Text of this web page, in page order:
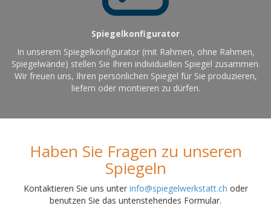
Spiegelkonfigurator
In unserem Spiegelkonfigurator (mit Rahmen, ohne Rahmen,
Spiegelwände) stellen Sie Ihren individuellen Spiegel zusammen.
Wir freuen uns, Ihren persönlichen Spiegel für Sie produzieren,
liefern oder montieren zu dürfen.
Haben Sie Fragen zu unseren
Spiegeln
Kontaktieren Sie uns unter info@spiegelwerkstatt.ch oder
benutzen Sie das untenstehendes Formular.